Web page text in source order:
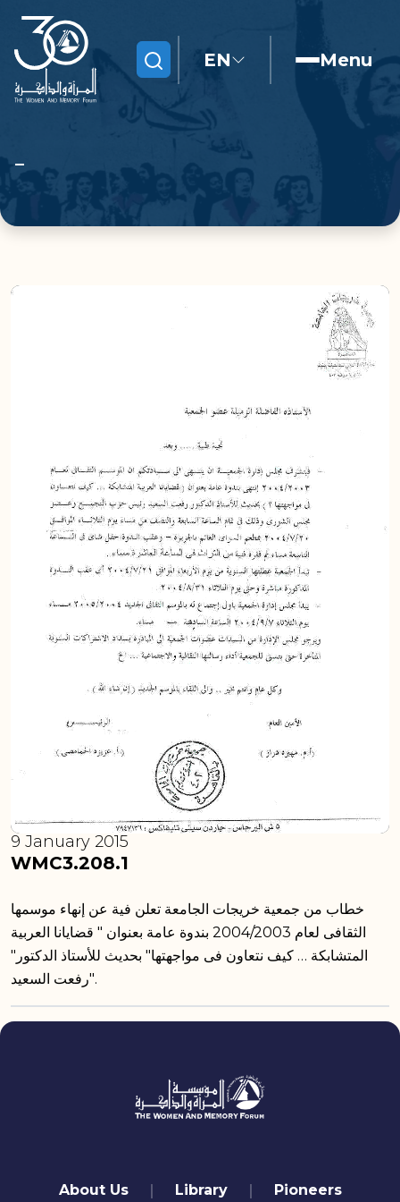
Search EN Menu
WMC3.208.1
9 January 2015
خطاب من جمعية خريجات الجامعة تعلن فية عن إنهاء موسمها
الثقافى لعام 2004/2003 بندوة عامة بعنوان " قضايانا العربية
المتشابكة … كيف نتعاون فى مواجهتها" بحديث للأستاذ الدكتور"
رفعت السعيد".
quick links
About Us Library Pioneers